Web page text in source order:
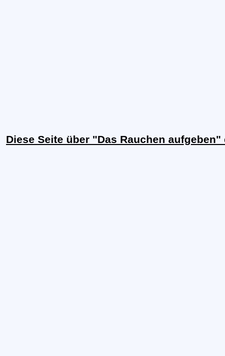
Diese Seite über "Das Rauchen aufgeben"